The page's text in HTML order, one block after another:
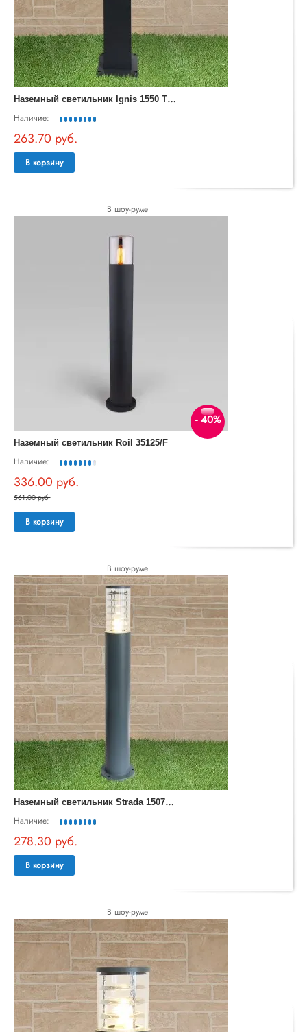
Н
аземный светильник Ignis 1550 TECHNO черный
Наличие:
263.70 руб.
В корзину
В шоу-руме
- 40%
Наземный светильник Roil 35125/F
Наличие:
336.00 руб.
561.00 руб.
В корзину
В шоу-руме
Н
аземный светильник Strada 1507 TECHNO серый
Наличие:
278.30 руб.
В корзину
В шоу-руме